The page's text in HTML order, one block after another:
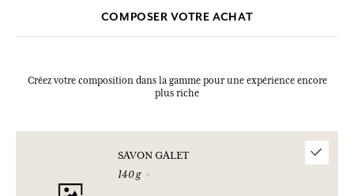
COMPOSER VOTRE ACHAT
Créez votre composition dans la gamme pour une expérience encore
plus riche
SAVON GALET
140 g